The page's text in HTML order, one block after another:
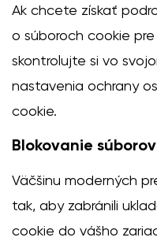
Ak chcete získať
o súboroch cookie
skontrolujte si vo
nastavenia ochrany
cookie.
Blokovanie
Väčšinu moderných
tak, aby zabránili
cookie do vášho